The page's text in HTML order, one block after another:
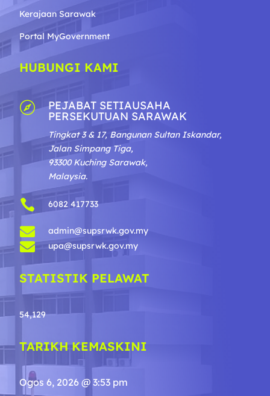
Kerajaan Sarawak
Portal MyGovernment
HUBUNGI KAMI
 PEJABAT SETIAUSAHA
PERSEKUTUAN SARAWAK
Tingkat 3 & 17, Bangunan Sultan Iskandar,
Jalan Simpang Tiga,
93300 Kuching Sarawak,
Malaysia.
 6082 417733
 admin@supsrwk.gov.my
 upa@supsrwk.gov.my
STATISTIK PELAWAT
54,129
TARIKH KEMASKINI
Ogos 6, 2026 @ 3:53 pm